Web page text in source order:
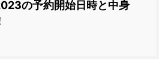
の予約開始日時と中身